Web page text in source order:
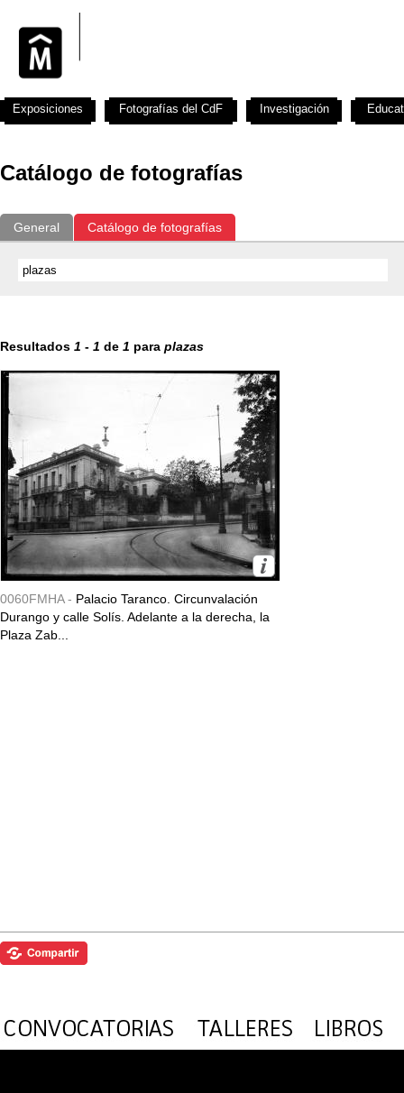
Catálogo de fotografías
General Catálogo de fotografías
Resultados 1 - 1 de 1 para plazas
0060FMHA - Palacio Taranco. Circunvalación
Durango y calle Solís. Adelante a la derecha, la
Plaza Zab...
Exposiciones Fotografías del CdF Investigación